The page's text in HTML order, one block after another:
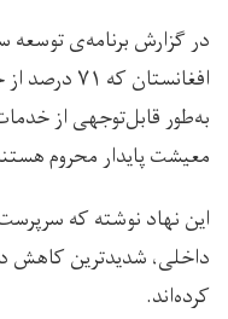
در گزارش برنامه‌ی توسعه
به‌طور قابل‌توجهی از
معیشت پایدار محروم
این نهاد نوشته که
داخلی، شدیدترین کاهش
کرده‌اند.